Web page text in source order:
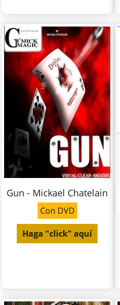
Gun - Mickael Chatelain
Con DVD
Haga "click" aquí